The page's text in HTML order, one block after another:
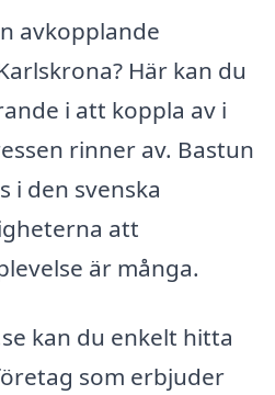
avkopplande
Här kan du
i att koppla av i
rinner av. Bastun
i den svenska
att
är många.
kan du enkelt hitta
som erbjuder